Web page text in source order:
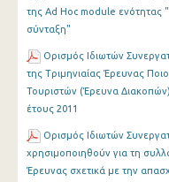
της Ad Hoc module ενότητας
σύνταξη"
Ορισμός Ιδιωτών
της Tριμηνιαίας Έρευνας
Τουριστών (Έρευνα
έτους 2011
Ορισμός Ιδιωτών
χρησιμοποιηθούν για τη
Έρευνας σχετικά με την